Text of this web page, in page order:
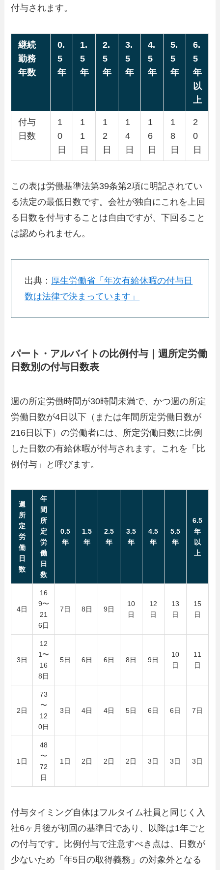
付与されます。
継続
勤務
年数
0.
5
年
1.
5
年
2.
5
年
3.
5
年
4.
5
年
5.
5
年
6.
5
年
以
上
付与
日数
1
0
日
1
1
日
1
2
日
1
4
日
1
6
日
1
8
日
2
0
日
この表は労働基準法第39条第2項に明記されてい
る法定の最低日数です。会社が独自にこれを上回
る日数を付与することは自由ですが、下回ること
は認められません。
出典： 厚生労働省「年次有給休暇の付与日
数は法律で決まっています」
パート・アルバイトの比例付与｜週所定労働
日数別の付与日数表
週の所定労働時間が30時間未満で、かつ週の所定
労働日数が4日以下（または年間所定労働日数が
216日以下）の労働者には、所定労働日数に比例
した日数の有給休暇が付与されます。これを「比
例付与」と呼びます。
週
所
定
労
働
日
数
年
間
所
定
労
働
日
数
0.5
年
1.5
年
2.5
年
3.5
年
4.5
年
5.5
年
6.5
年
以
上
4日
16
9〜
21
6日
7日 8日 9日
10
日
12
日
13
日
15
日
3日
12
1〜
16
8日
5日 6日 6日 8日 9日
10
日
11
日
2日
73
〜
12
0日
3日 4日 4日 5日 6日 6日 7日
1日
48
〜
72
日
1日 2日 2日 2日 3日 3日 3日
付与タイミング自体はフルタイム社員と同じく入
社6ヶ月後が初回の基準日であり、以降は1年ごと
の付与です。比例付与で注意すべき点は、日数が
少ないため「年5日の取得義務」の対象外となる